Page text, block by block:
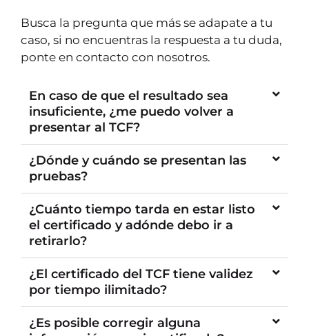
Busca la pregunta que más se adapate a tu
caso, si no encuentras la respuesta a tu duda,
ponte en contacto con nosotros.
En caso de que el resultado sea
insuficiente, ¿me puedo volver a
presentar al TCF?
¿Dónde y cuándo se presentan las
pruebas?
¿Cuánto tiempo tarda en estar listo
el certificado y adónde debo ir a
retirarlo?
¿El certificado del TCF tiene validez
por tiempo ilimitado?
¿Es posible corregir alguna